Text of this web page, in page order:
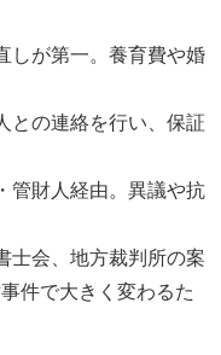
しが第一。養育費や婚
との連絡を行い、保証
管財人経由。異議や抗
士会、地方裁判所の案
件で大きく変わるた